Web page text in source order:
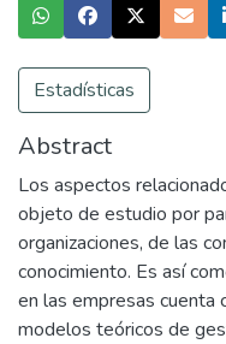
Estadísticas
Abstract
Los aspectos
objeto de estudio por
organizaciones, de las
conocimiento. Es así
en las empresas cuenta
modelos teóricos de